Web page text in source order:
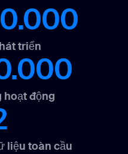
triển
hoạt động
liệu toàn cầu